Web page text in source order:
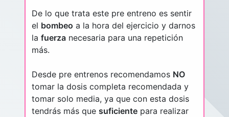
De lo que trata este pre entreno es sentir
el bombeo a la hora del ejercicio y darnos
la fuerza necesaria para una repetición
más.
Desde pre entrenos recomendamos NO
tomar la dosis completa recomendada y
tomar solo media, ya que con esta dosis
tendrás más que suficiente para realizar